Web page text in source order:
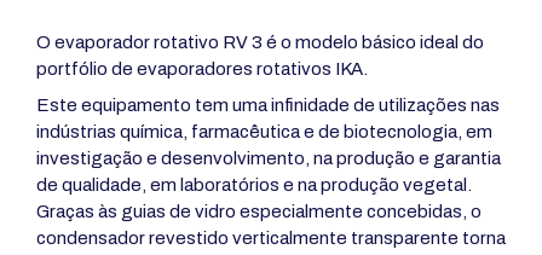
O evaporador rotativo RV 3 é o modelo básico ideal do
portfólio de evaporadores rotativos IKA.
Este equipamento tem uma infinidade de utilizações nas
indústrias química, farmacêutica e de biotecnologia, em
investigação e desenvolvimento, na produção e garantia
de qualidade, em laboratórios e na produção vegetal.
Graças às guias de vidro especialmente concebidas, o
condensador revestido verticalmente transparente torna